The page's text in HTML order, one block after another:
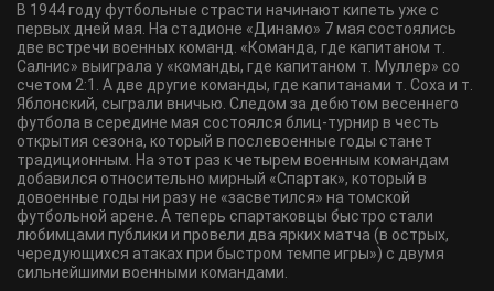
В 1944 году футбольные страсти начинают кипеть уже с
первых дней мая. На стадионе «Динамо» 7 мая состоялись
две встречи военных команд. «Команда, где капитаном т.
Салнис» выиграла у «команды, где капитаном т. Муллер» со
счетом 2:1. А две другие команды, где капитанами т. Соха и т.
Яблонский, сыграли вничью. Следом за дебютом весеннего
футбола в середине мая состоялся блиц-турнир в честь
открытия сезона, который в послевоенные годы станет
традиционным. На этот раз к четырем военным командам
добавился относительно мирный «Спартак», который в
довоенные годы ни разу не «засветился» на томской
футбольной арене. А теперь спартаковцы быстро стали
любимцами публики и провели два ярких матча (в острых,
чередующихся атаках при быстром темпе игры») с двумя
сильнейшими военными командами.